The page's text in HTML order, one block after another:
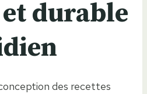
durable
des recettes